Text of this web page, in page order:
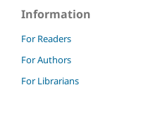
Information
For Readers
For Authors
For Librarians